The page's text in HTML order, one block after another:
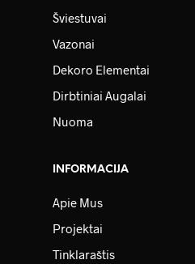
Šviestuvai
Vazonai
Dekoro Elementai
Dirbtiniai Augalai
Nuoma
INFORMACIJA
Apie Mus
Projektai
Tinklaraštis